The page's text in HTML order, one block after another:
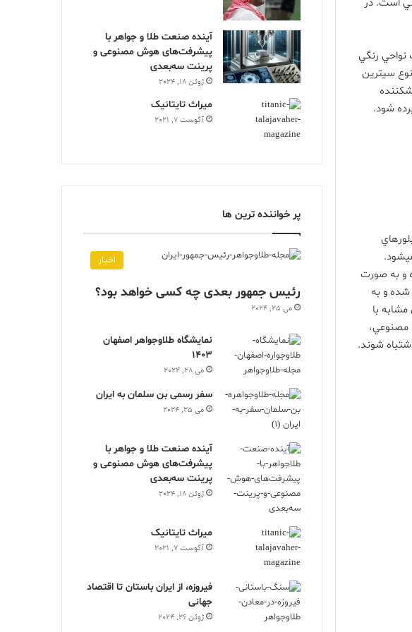
نواحي رنگي
سيترين
شود.
.
و به صورت
شده و به
با
مصنوعي،
شوند.
آینده صنعت طلا و جواهر با
پیشرفت‌های هوش مصنوعی و
پرینت سه‌بعدی
ژوئن 18, 2024
ميراث تايتانيک
آگوست 7, 2021
پر خواننده ترین ها
اخبار
رئیس جمهور بعدی چه کسی خواهد بود؟
می 25, 2024
نمایشگاه طلاوجواهر اصفهان
1403
می 28, 2024
سفر رسمی بن سلمان به ایران
می 25, 2024
آینده صنعت طلا و جواهر با
پیشرفت‌های هوش مصنوعی و
پرینت سه‌بعدی
ژوئن 18, 2024
ميراث تايتانيک
آگوست 7, 2021
فیروزه، از ایران باستان تا اقتصاد
جهانی
ژوئن 26, 2024